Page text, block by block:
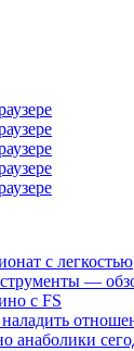
с легкостью
—
с FS
анаболики